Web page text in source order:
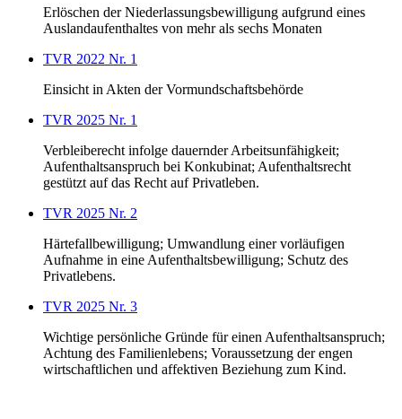
Erlöschen der Niederlassungsbewilligung aufgrund eines
Auslandaufenthaltes von mehr als sechs Monaten
TVR 2022 Nr. 1
Einsicht in Akten der Vormundschaftsbehörde
TVR 2025 Nr. 1
Verbleiberecht infolge dauernder Arbeitsunfähigkeit;
Aufenthaltsanspruch bei Konkubinat; Aufenthaltsrecht
gestützt auf das Recht auf Privatleben.
TVR 2025 Nr. 2
Härtefallbewilligung; Umwandlung einer vorläufigen
Aufnahme in eine Aufenthaltsbewilligung; Schutz des
Privatlebens.
TVR 2025 Nr. 3
Wichtige persönliche Gründe für einen Aufenthaltsanspruch;
Achtung des Familienlebens; Voraussetzung der engen
wirtschaftlichen und affektiven Beziehung zum Kind.